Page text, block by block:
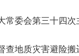
常委会第三十四次
查地质灾害避险